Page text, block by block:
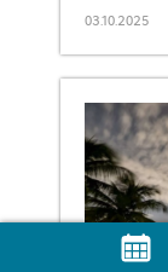
03.10.2025